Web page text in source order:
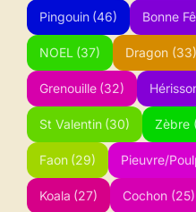
Pingouin (46) Bonne
NOEL (37) Dragon (33)
Grenouille (32)
St Valentin (30) Zèbre
Faon (29) Pieuvre/
Koala (27) Cochon (25)